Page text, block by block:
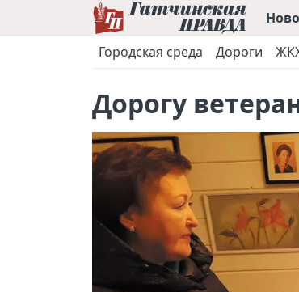
Городская среда
Дороги
Дорогу